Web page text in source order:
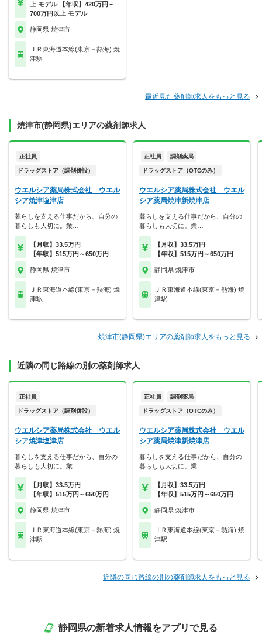
上 モデル 【年収】420万円～
700万円以上 モデル
静岡県 焼津市
ＪＲ東海道本線(東京－熱海) 焼
津駅
最近見た薬剤師求人をもっと見る
焼津市(静岡県)エリアの薬剤師求人
正社員
ドラッグストア（調剤併設）
ウエルシア薬局株式会社 ウエル
シア焼津塩津店
暮らしを支える仕事だから、自分の
暮らしも大切に。業…
【月収】33.5万円
【年収】515万円～650万円
静岡県 焼津市
ＪＲ東海道本線(東京－熱海) 焼
津駅
正社員 調剤薬局
ドラッグストア（OTCのみ）
ウエルシア薬局株式会社 ウエル
シア薬局焼津新焼津店
暮らしを支える仕事だから、自分の
暮らしも大切に。業…
【月収】33.5万円
【年収】515万円～650万円
静岡県 焼津市
ＪＲ東海道本線(東京－熱海) 焼
津駅
焼津市(静岡県)エリアの薬剤師求人をもっと見る
近隣の同じ路線の別の薬剤師求人
正社員
ドラッグストア（調剤併設）
ウエルシア薬局株式会社 ウエル
シア焼津塩津店
暮らしを支える仕事だから、自分の
暮らしも大切に。業…
【月収】33.5万円
【年収】515万円～650万円
静岡県 焼津市
ＪＲ東海道本線(東京－熱海) 焼
津駅
正社員 調剤薬局
ドラッグストア（OTCのみ）
ウエルシア薬局株式会社 ウエル
シア薬局焼津新焼津店
暮らしを支える仕事だから、自分の
暮らしも大切に。業…
【月収】33.5万円
【年収】515万円～650万円
静岡県 焼津市
ＪＲ東海道本線(東京－熱海) 焼
津駅
近隣の同じ路線の別の薬剤師求人をもっと見る
静岡県の新着求人情報をアプリで見る